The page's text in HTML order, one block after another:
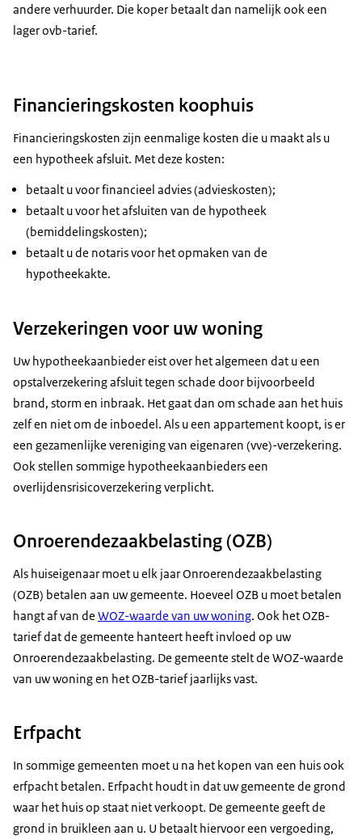
andere verhuurder. Die koper betaalt dan namelijk ook een
lager ovb-tarief.
Financieringskosten koophuis
Financieringskosten zijn eenmalige kosten die u maakt als u
een hypotheek afsluit. Met deze kosten:
betaalt u voor financieel advies (advieskosten);
betaalt u voor het afsluiten van de hypotheek
(bemiddelingskosten);
betaalt u de notaris voor het opmaken van de
hypotheekakte.
Verzekeringen voor uw woning
Uw hypotheekaanbieder eist over het algemeen dat u een
opstalverzekering afsluit tegen schade door bijvoorbeeld
brand, storm en inbraak. Het gaat dan om schade aan het huis
zelf en niet om de inboedel. Als u een appartement koopt, is er
een gezamenlijke vereniging van eigenaren (vve)-verzekering.
Ook stellen sommige hypotheekaanbieders een
overlijdensrisicoverzekering verplicht.
Onroerendezaakbelasting (OZB)
Als huiseigenaar moet u elk jaar Onroerendezaakbelasting
(OZB) betalen aan uw gemeente. Hoeveel OZB u moet betalen
hangt af van de WOZ-waarde van uw woning. Ook het OZB-
tarief dat de gemeente hanteert heeft invloed op uw
Onroerendezaakbelasting. De gemeente stelt de WOZ-waarde
van uw woning en het OZB-tarief jaarlijks vast.
Erfpacht
In sommige gemeenten moet u na het kopen van een huis ook
erfpacht betalen. Erfpacht houdt in dat uw gemeente de grond
waar het huis op staat niet verkoopt. De gemeente geeft de
grond in bruikleen aan u. U betaalt hiervoor een vergoeding,